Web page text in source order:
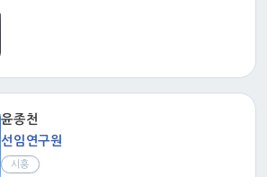
윤종천
선임연구원
시흥